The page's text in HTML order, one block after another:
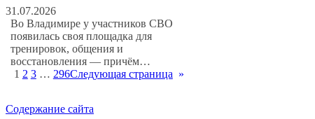
31.07.2026
Во Владимире у участников СВО
появилась своя площадка для
тренировок, общения и
восстановления — причём…
1 2 3 … 296Следующая страница »
Содержание сайта